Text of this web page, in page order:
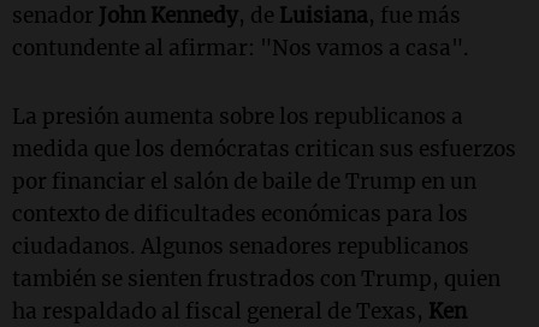
senador John Kennedy, de Luisiana, fue más
contundente al afirmar: "Nos vamos a casa".
La presión aumenta sobre los republicanos a
medida que los demócratas critican sus esfuerzos
por financiar el salón de baile de Trump en un
contexto de dificultades económicas para los
ciudadanos. Algunos senadores republicanos
también se sienten frustrados con Trump, quien
ha respaldado al fiscal general de Texas, Ken